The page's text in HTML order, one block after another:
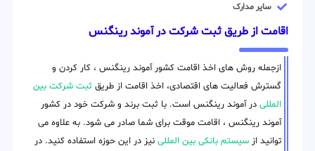
سایر مدارک
اقامت از طریق ثبت شرکت در آموند رینگنس
ازجمله روش های اخذ اقامت کشور آموند رینگنس ، کار کردن و
گسترش فعالیت های اقتصادی، اخذ اقامت از طریق ثبت شرکت بین
المللی در آموند رینگنس است. با ثبت برند و شرکت خود در کشور
آموند رینگنس ، اقامت موقت برای شما صادر می شود. به علاوه می
توانید از سیستم بانکی بین المللی نیز در این حوزه استفاده کنید. در